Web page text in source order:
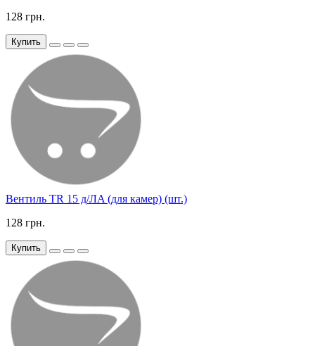
128 грн.
Купить
Вентиль TR 15 д/ЛA (для камер) (шт.)
128 грн.
Купить